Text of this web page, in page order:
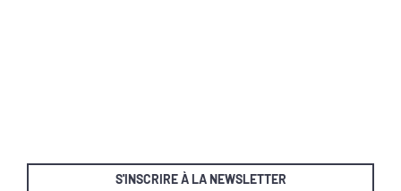
S'INSCRIRE À LA NEWSLETTER